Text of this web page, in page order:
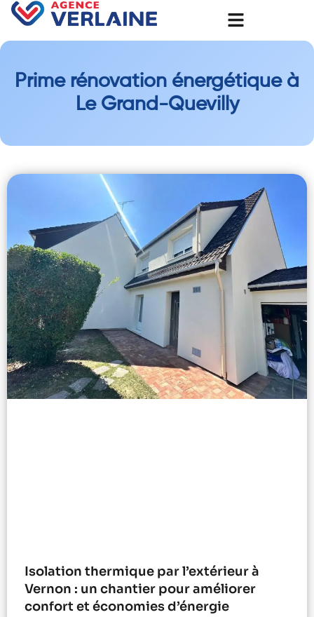
Prime rénovation énergétique à
Le Grand-Quevilly
Isolation thermique par l’extérieur à
Vernon : un chantier pour améliorer
confort et économies d’énergie